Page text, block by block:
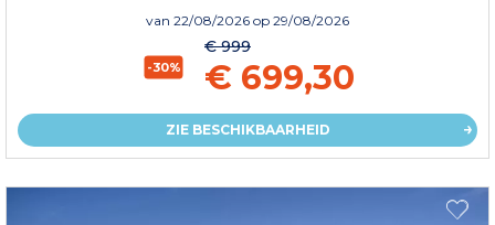
van 22/08/2026 op 29/08/2026
-30%
€ 999
€ 699,30
ZIE BESCHIKBAARHEID